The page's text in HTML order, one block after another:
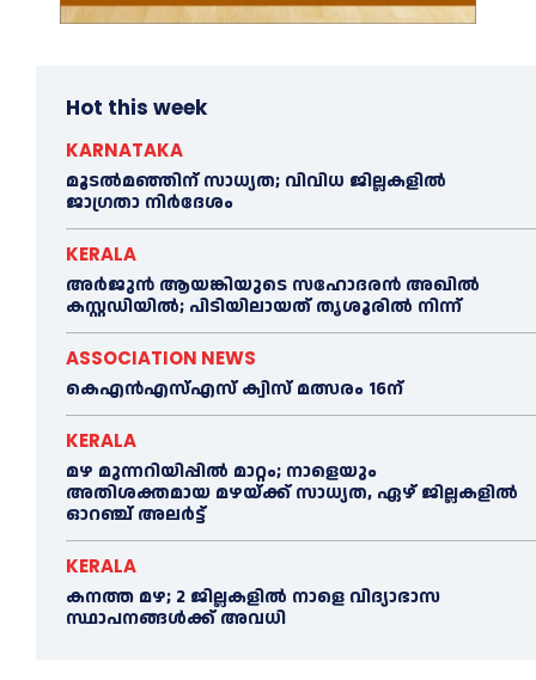
Hot this week
KARNATAKA
മൂടൽമഞ്ഞിന് സാധ്യത; വിവിധ ജില്ലകളിൽ
ജാഗ്രതാ നിർദേശം
KERALA
അര്‍ജുന്‍ ആയങ്കിയുടെ സഹോദരന്‍ അഖില്‍
കസ്റ്റഡിയില്‍; പിടിയിലായത് തൃശൂരില്‍ നിന്ന്
ASSOCIATION NEWS
കെഎൻഎസ്എസ് ക്വിസ് മത്സരം 16ന്
KERALA
മഴ മുന്നറിയിപ്പിൽ മാറ്റം; നാളെയും
അതിശക്തമായ മഴയ്ക്ക് സാധ്യത, ഏഴ് ജില്ലകളിൽ
ഓറഞ്ച് അലർട്ട്
KERALA
കനത്ത മഴ; 2 ജില്ലകളില്‍ നാളെ വിദ്യാഭാസ
സ്ഥാപനങ്ങള്‍ക്ക് അവധി